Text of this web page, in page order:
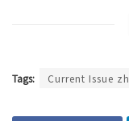
Tags: Current Issue zh